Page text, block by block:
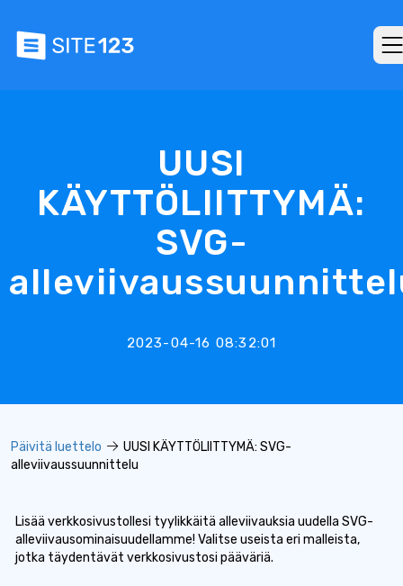
UUSI
KÄYTTÖLIITTYMÄ:
SVG-
2023-04-16 08:32:01
Päivitä luettelo
UUSI KÄYTTÖLIITTYMÄ: SVG-
alleviivaussuunnittelu
Lisää verkkosivustollesi tyylikkäitä alleviivauksia uudella SVG-
alleviivausominaisuudellamme! Valitse useista eri malleista,
jotka täydentävät verkkosivustosi pääväriä.